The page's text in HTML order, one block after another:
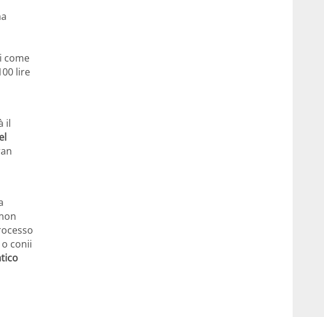
come
lire
il
conii